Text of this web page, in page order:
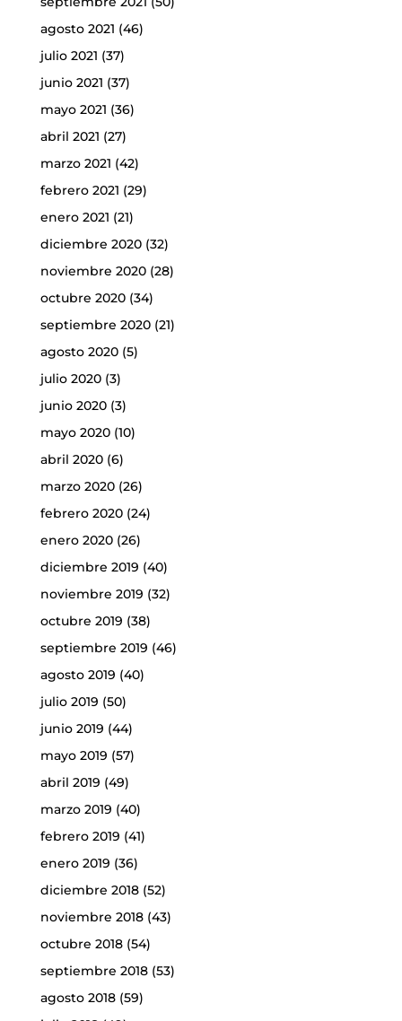
agosto 2021 (46)
julio 2021 (37)
junio 2021 (37)
mayo 2021 (36)
abril 2021 (27)
marzo 2021 (42)
febrero 2021 (29)
enero 2021 (21)
diciembre 2020(32)
noviembre 2020(28)
octubre 2020(34)
septiembre 2020(21)
agosto 2020(5)
julio 2020(3)
junio 2020(3)
mayo 2020(10)
abril 2020(6)
marzo 2020(26)
febrero 2020(24)
enero 2020(26)
diciembre 2019 (40)
noviembre 2019 (32)
octubre 2019 (38)
septiembre 2019 (46)
agosto 2019 (40)
julio 2019 (50)
junio 2019 (44)
mayo 2019 (57)
abril 2019 (49)
marzo 2019 (40)
febrero 2019 (41)
enero 2019 (36)
diciembre 2018(52)
noviembre 2018(43)
octubre 2018(54)
septiembre 2018(53)
agosto 2018(59)